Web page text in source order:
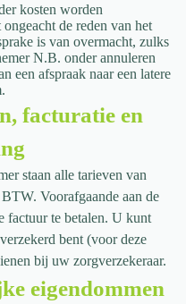
kosten worden
de reden van het
is van overmacht, zulks
N.B. onder annuleren
een afspraak naar een latere
facturatie en
staan alle tarieven van
Voorafgaande aan de
factuur te betalen. U kunt
bent (voor deze
bij uw zorgverzekeraar.
eigendommen